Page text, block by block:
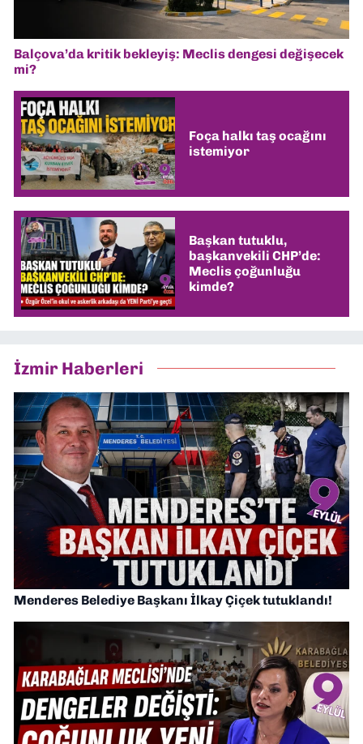
Balçova’da kritik bekleyiş: Meclis dengesi değişecek
mi?
Foça halkı taş ocağını
istemiyor
Başkan tutuklu,
başkanvekili CHP’de:
Meclis çoğunluğu
kimde?
İzmir Haberleri
Menderes Belediye Başkanı İlkay Çiçek tutuklandı!